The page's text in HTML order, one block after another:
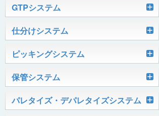
軽搬送コンベヤ
ベルコンミニ
ファインコンベヤ
マグネット駆動コンベヤ
ジャブコン®
ケース搬送コンベヤ
ユニコンV
ユニコンJr
クールコンベヤ®Ⅱ
グラビティコンベヤ
ローラコンベヤ
ホイールコンベヤ
モータローラ＆コンベヤ
モータローラ単体
マテハン機器
GTPシステム
Skypod®（スカイポッド）
AGVシステム
OKURUN® /TW300
仕分けシステム
ユニソーター
ハイスピードソーター
ディスクソーター
ピッキングシステム
PTIシステム
ピカトルシリーズ
保管システム
Quick Shuttle®
パレタイズ・デパレタイズシステム